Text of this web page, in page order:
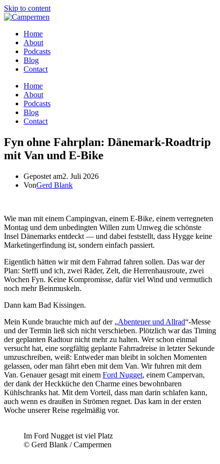
Skip to content
Home
About
Podcasts
Blog
Contact
Home
About
Podcasts
Blog
Contact
Fyn ohne Fahrplan: Dänemark-Roadtrip
mit Van und E-Bike
Gepostet am2. Juli 2026
VonGerd Blank
Wie man mit einem Campingvan, einem E-Bike, einem verregneten
Montag und dem unbedingten Willen zum Umweg die schönste
Insel Dänemarks entdeckt — und dabei feststellt, dass Hygge keine
Marketingerfindung ist, sondern einfach passiert.
Eigentlich hätten wir mit dem Fahrrad fahren sollen. Das war der
Plan: Steffi und ich, zwei Räder, Zelt, die Herrenhausroute, zwei
Wochen Fyn. Keine Kompromisse, dafür viel Wind und vermutlich
noch mehr Beinmuskeln.
Dann kam Bad Kissingen.
Mein Kunde brauchte mich auf der „Abenteuer und Allrad“-Messe
und der Termin ließ sich nicht verschieben. Plötzlich war das Timing
der geplanten Radtour nicht mehr zu halten. Wer schon einmal
versucht hat, eine sorgfältig geplante Fahrradreise in letzter Sekunde
umzuschreiben, weiß: Entweder man bleibt in solchen Momenten
gelassen, oder man fährt eben mit dem Van. Wir fuhren mit dem
Van. Genauer gesagt mit einem Ford Nugget, einem Campervan,
der dank der Heckküche den Charme eines bewohnbaren
Kühlschranks hat. Mit dem Vorteil, dass man darin schlafen kann,
auch wenn es draußen in Strömen regnet. Das kam in der ersten
Woche unserer Reise regelmäßig vor.
Im Ford Nugget ist viel Platz
© Gerd Blank / Campermen